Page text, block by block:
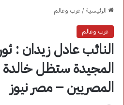
الرئيسية/عرب وعالم
عرب وعالم
المجيدة ستظل
المصريين – مصر نيوز